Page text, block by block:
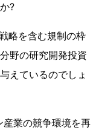
?
略を含む規制の枠
野の研究開発投資
えているのでしょ
業の競争環境を再